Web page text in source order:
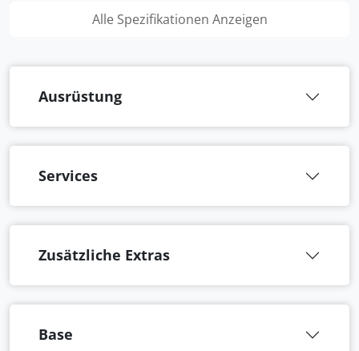
Alle Spezifikationen Anzeigen
Ausrüstung
Services
Zusätzliche Extras
Base